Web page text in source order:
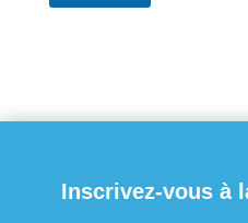
Inscrivez-vous à